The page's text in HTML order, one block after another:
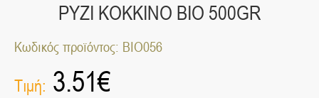
ΡΥΖΙ ΚΟΚΚΙΝΟ ΒΙΟ 500GR
Κωδικός προϊόντος: ΒΙΟ056
Τιμή: 3.51€